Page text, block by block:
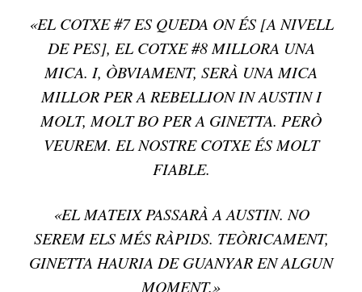
«EL COTXE #7 ES QUEDA ON ÉS [A NIVELL
DE PES], EL COTXE #8 MILLORA UNA
MICA. I, ÒBVIAMENT, SERÀ UNA MICA
MILLOR PER A REBELLION IN AUSTIN I
MOLT, MOLT BO PER A GINETTA. PERÒ
VEUREM. EL NOSTRE COTXE ÉS MOLT
FIABLE.
«EL MATEIX PASSARÀ A AUSTIN. NO
SEREM ELS MÉS RÀPIDS. TEÒRICAMENT,
GINETTA HAURIA DE GUANYAR EN ALGUN
MOMENT.»